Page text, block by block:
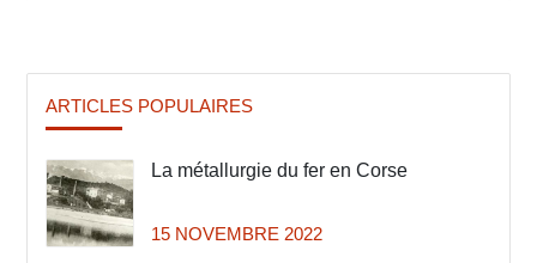
ARTICLES POPULAIRES
La métallurgie du fer en Corse
15 NOVEMBRE 2022